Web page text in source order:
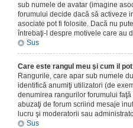
sub numele de avatar (imagine
forumului decide dacă să activeze
asociate pot fi folosite. Dacă nu
întrebaţi-l despre motivele care au
Sus
Care este rangul meu şi cum il
Rangurile, care apar sub numele
identifică anumiţi utilizatori (de
denumirea rangurilor forumului
abuzaţi de forum scriind mesaje
lucru şi moderatorii sau
Sus